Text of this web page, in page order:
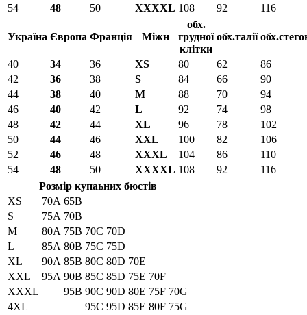
54
48 50 XXXXL 108 92 116
Україна Європа Франція Міжн
обх.
грудної
клітки
обх.талії
40 34 36 XS 80 62
86
42
36 38 S 84 66
90
44
38 40 M 88 70
94
46
40 42 L 92 74
98
48
42 44 XL 96 78
102
50
44 46 XXL 100 82
106
52
46 48 XXXL 104 86
110
54
48 50 XXXXL 108 92
116
Розмір купаьних бюстів
XS
70A 65B
S
75A 70B
M
80A 75B 70C 70D
L
85A 80B 75C 75D
XL
90A 85B 80C 80D 70E
XXL
95A 90B 85C 85D 75E 70F
XXXL
95B 90C 90D 80E 75F 70G
4XL
95C 95D 85E 80F 75G